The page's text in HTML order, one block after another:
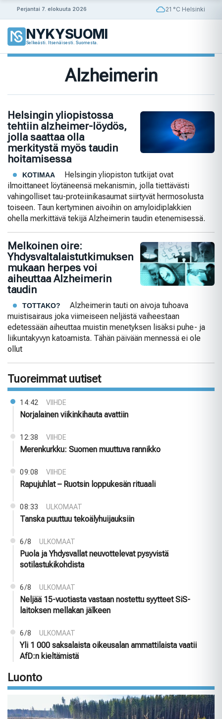
Perjantai 7. elokuuta 2026 21 °C Helsinki
NYKYSUOMI
Selkeästi. Itsenäisesti. Suomesta.
Alzheimerin
Helsingin yliopistossa
tehtiin alzheimer-löydös,
jolla saattaa olla
merkitystä myös taudin
hoitamisessa
KOTIMAA
Helsingin yliopiston tutkijat ovat
ilmoittaneet löytäneensä mekanismin, jolla tiettävästi
vahingolliset tau-proteiinikasaumat siirtyvät hermosolusta
toiseen. Taun kertyminen aivoihin on amyloidiplakkien
ohella merkittävä tekijä Alzheimerin taudin etenemisessä.
Melkoinen oire:
Yhdysvaltalaistutkimuksen
mukaan herpes voi
aiheuttaa Alzheimerin
taudin
TOTTAKO?
Alzheimerin tauti on aivoja tuhoava
muistisairaus joka viimeiseen neljästä vaiheestaan
edetessään aiheuttaa muistin menetyksen lisäksi puhe- ja
liikuntakyvyn katoamista. Tähän päivään mennessä ei ole
ollut
Tuoreimmat uutiset
14:42 VIIHDE
Norjalainen viikinkihauta avattiin
12:38 VIIHDE
Merenkurkku: Suomen muuttuva rannikko
09:08 VIIHDE
Rapujuhlat – Ruotsin loppukesän rituaali
08:33 ULKOMAAT
Tanska puuttuu tekoälyhuijauksiin
6/8 ULKOMAAT
Puola ja Yhdysvallat neuvottelevat pysyvistä
sotilastukikohdista
6/8 ULKOMAAT
Neljää 15-vuotiasta vastaan nostettu syytteet SiS-
laitoksen mellakan jälkeen
6/8 ULKOMAAT
Yli 1 000 saksalaista oikeusalan ammattilaista vaatii
AfD:n kieltämistä
Luonto